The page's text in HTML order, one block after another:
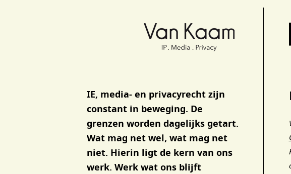
IE, media- en privacyrecht zijn
constant in beweging. De
grenzen worden dagelijks getart.
Wat mag net wel, wat mag net
niet. Hierin ligt de kern van ons
werk. Werk wat ons blijft